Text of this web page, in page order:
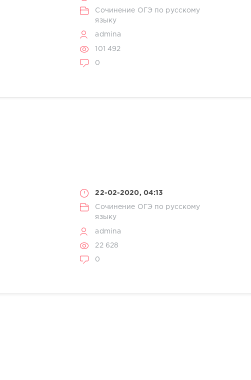
Сочинение ОГЭ по русскому
языку
admina
101 492
0
22-02-2020, 04:13
Сочинение ОГЭ по русскому
языку
admina
22 628
0